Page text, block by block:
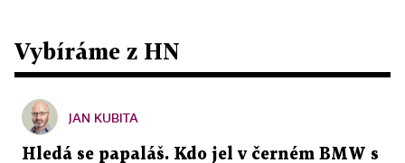
Vybíráme z HN
JAN KUBITA
Hledá se papaláš. Kdo jel v černém BMW s